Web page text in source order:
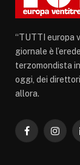
“TUTTI europa
giornale è
terzomondista
oggi, dei
allora.
Facebook